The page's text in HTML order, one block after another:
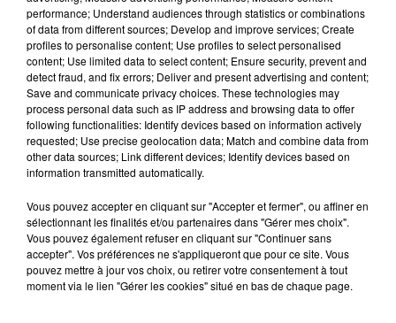
Tags antisémites à Strasbourg :
Catherine Trautmann réagit
6 août 2026
Au zoo de Mulhouse : rencontre
avec les flamants rouges
À découvrir également
performance; Understand audiences through statistics or combinations
of data from different sources; Develop and improve services; Create
profiles to personalise content; Use profiles to select personalised
content; Use limited data to select content; Ensure security, prevent and
detect fraud, and fix errors; Deliver and present advertising and content;
Save and communicate privacy choices. These technologies may
process personal data such as IP address and browsing data to offer
following functionalities: Identify devices based on information actively
requested; Use precise geolocation data; Match and combine data from
other data sources; Link different devices; Identify devices based on
information transmitted automatically.
Vous pouvez accepter en cliquant sur "Accepter et fermer", ou affiner en
sélectionnant les finalités et/ou partenaires dans "Gérer mes choix".
Vous pouvez également refuser en cliquant sur "Continuer sans
accepter". Vos préférences ne s'appliqueront que pour ce site. Vous
pouvez mettre à jour vos choix, ou retirer votre consentement à tout
moment via le lien "Gérer les cookies" situé en bas de chaque page.